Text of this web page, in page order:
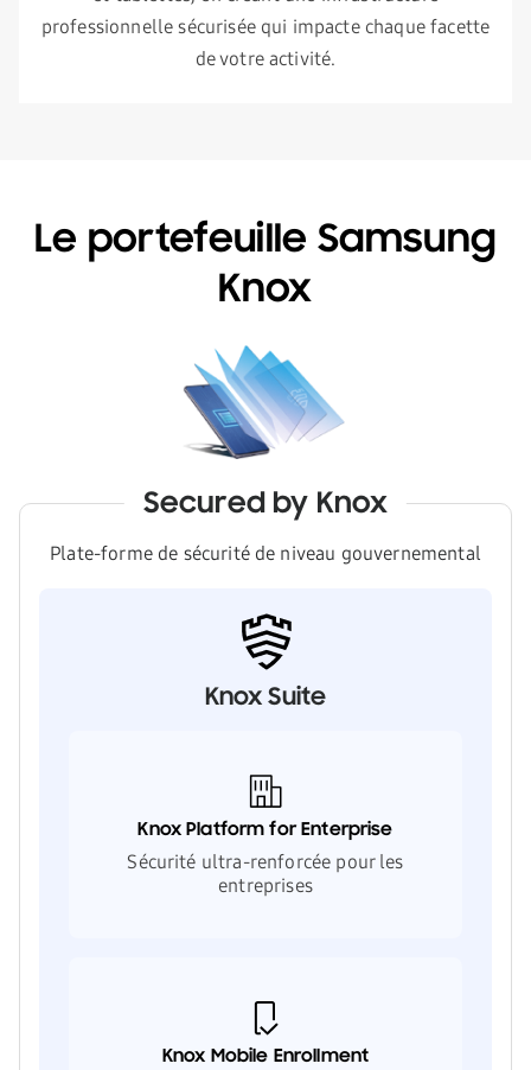
professionnelle sécurisée qui impacte chaque facette
de votre activité.
Le portefeuille Samsung
Knox
Secured by Knox
Plate-forme de sécurité de niveau gouvernemental
Knox Suite
Knox Platform for Enterprise
Sécurité ultra-renforcée pour les
entreprises
Knox Mobile Enrollment